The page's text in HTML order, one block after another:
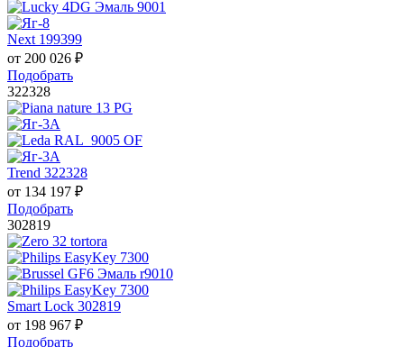
Next 199399
от 200 026 ₽
Подобрать
322328
Trend 322328
от 134 197 ₽
Подобрать
302819
Smart Lock 302819
от 198 967 ₽
Подобрать